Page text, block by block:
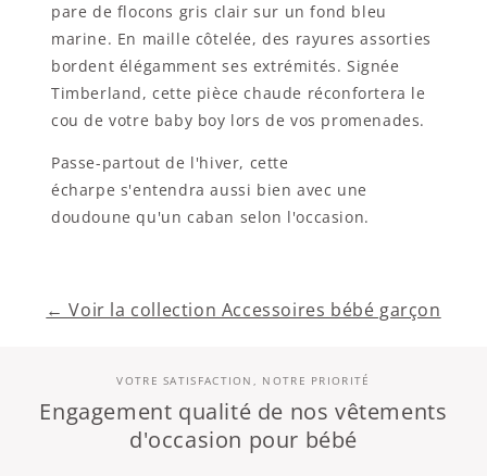
pare de flocons gris clair sur un fond bleu
marine. En maille côtelée, des rayures assorties
bordent élégamment ses extrémités. Signée
Timberland, cette pièce chaude réconfortera le
cou de votre baby boy lors de vos promenades.
Passe-partout de l'hiver, cette
écharpe s'entendra aussi bien avec une
doudoune qu'un caban selon l'occasion.
← Voir la collection Accessoires bébé garçon
VOTRE SATISFACTION, NOTRE PRIORITÉ
Engagement qualité de nos vêtements
d'occasion pour bébé